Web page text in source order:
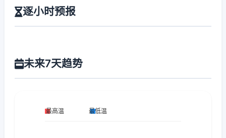
逐小时预报
未来7天趋势